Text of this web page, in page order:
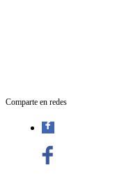
Comparte en redes